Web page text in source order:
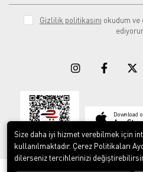
Gizlilik politikasını okudum ve
Download
App
Size daha iyi hizmet verebilmek için
kullanılmaktadır. Çerez Politikaları
dilerseniz tercihlerinizi